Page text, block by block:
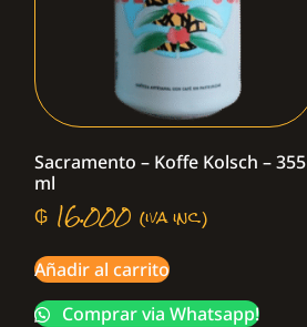
Sacramento – Koffe Kolsch – 355
ml
₲ 16.000 (iva inc.)
Añadir al carrito
Comprar via Whatsapp!